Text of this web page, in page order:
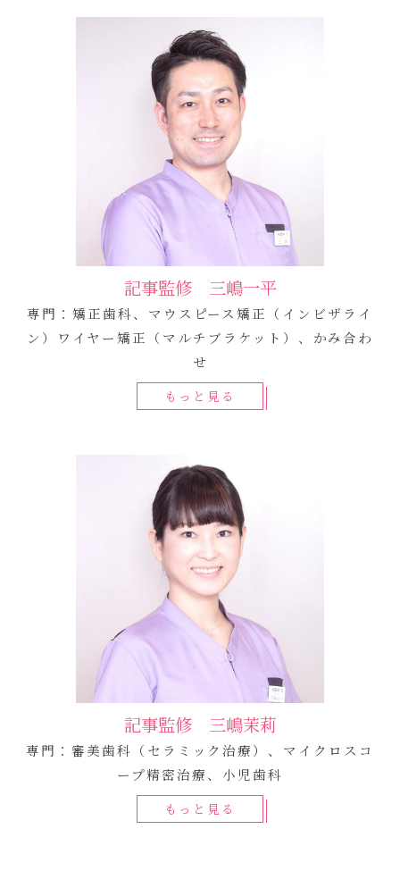
記事監修 三嶋一平
専門：矯正歯科、マウスピース矯正（インビザライ
ン）ワイヤー矯正（マルチブラケット）、かみ合わ
せ
もっと見る
記事監修 三嶋茉莉
専門：審美歯科（セラミック治療）、マイクロスコ
ープ精密治療、小児歯科
もっと見る